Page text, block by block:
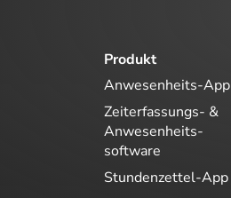
Produkt
Anwesenheits-App
Zeiterfassungs- &
Anwesenheits-
software
Stundenzettel-App